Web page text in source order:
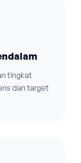
tingkat
dan target